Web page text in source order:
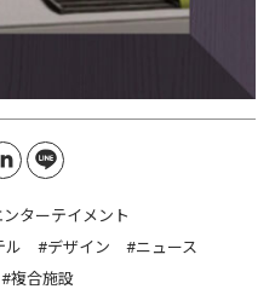
ンターテイメント
ル デザイン
ニュース
複合施設